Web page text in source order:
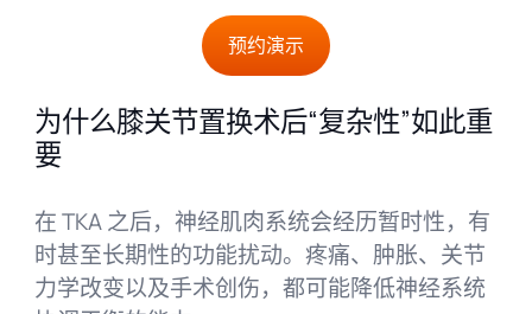
预约演示
为什么膝关节置换术后“复杂性”如此重
要
在 TKA 之后，神经肌肉系统会经历暂时性，有
时甚至长期性的功能扰动。疼痛、肿胀、关节
力学改变以及手术创伤，都可能降低神经系统